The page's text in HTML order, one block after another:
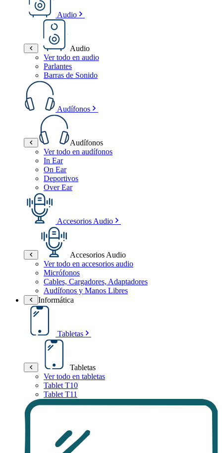
Audio
Audio
Ver todo en audio
Parlantes
Barras de Sonido
Audífonos
Audífonos
Ver todo en audífonos
In Ear
On Ear
Deportivos
Over Ear
Accesorios Audio
Accesorios Audio
Ver todo en accesorios audio
Micrófonos
Cables, Cargadores, Adaptadores
Audífonos y Manos Libres
Informática
Tabletas
Tabletas
Ver todo en tabletas
Tablet T10
Tablet T11